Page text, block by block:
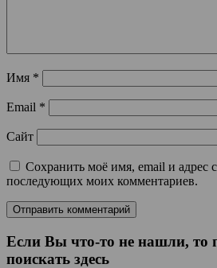
Имя *
Email *
Сайт
Сохранить моё имя, email и адрес
последующих моих комментариев.
Если Вы что-то не нашли, то
поискать здесь